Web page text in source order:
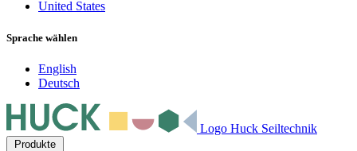
United States
Sprache wählen
English
Deutsch
Logo Huck Seiltechnik
Produkte